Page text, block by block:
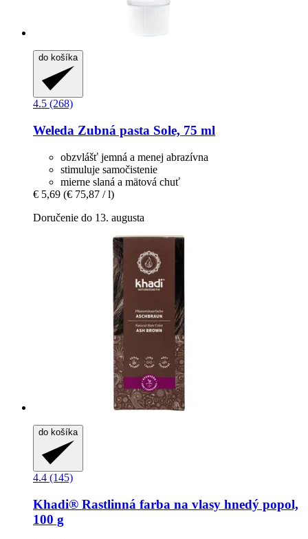
do košíka
4.5 (268)
Weleda Zubná pasta Sole, 75 ml
obzvlášť jemná a menej abrazívna
stimuluje samočistenie
mierne slaná a mätová chuť
€ 5,69 (€ 75,87 / l)
Doručenie do 13. augusta
do košíka
4.4 (145)
Khadi® Rastlinná farba na vlasy hnedý popol,
100 g